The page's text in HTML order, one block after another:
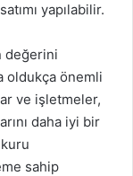
yapılabilir.
değerini
oldukça önemli
ve işletmeler,
daha iyi bir
sahip